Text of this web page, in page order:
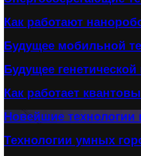
Как работают
Будущее мобильной
Будущее
Как работает
Новейшие технологии
Технологии умных